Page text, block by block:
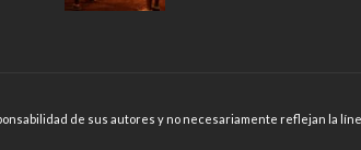
de sus autores y no necesariamente reflejan la